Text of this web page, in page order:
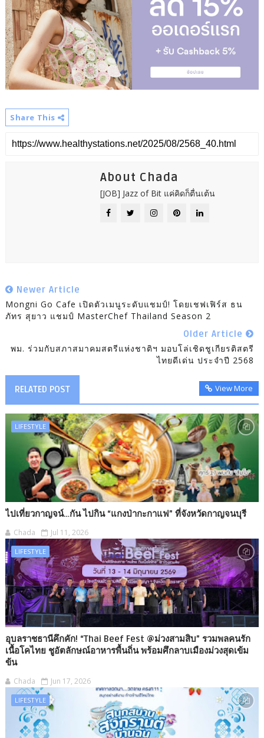
Share This
About Chada
[JOB] Jazz of Bit แค่คิดก็ตื่นเต้น
Newer Article
Mongni Go Cafe เปิดตัวเมนูระดับแชมป์! โดยเชฟเฟิร์ส ธน
ภัทร สุยาว แชมป์ MasterChef Thailand Season 2
Older Article
พม. ร่วมกับสภาสมาคมสตรีแห่งชาติฯ มอบโล่เชิดชูเกียรติสตรี
ไทยดีเด่น ประจำปี 2568
RELATED POST View More
LIFESTYLE
ไปเที่ยวกาญจน์…กัน ไปกิน “แกงป่ากะกาแฟ” ที่จังหวัดกาญจนบุรี
Chada Jul 11, 2026
LIFESTYLE
อุบลราชธานีคึกคัก! “Thai Beef Fest @ม่วงสามสิบ” รวมพลคนรัก
เนื้อโคไทย ชูอัตลักษณ์อาหารพื้นถิ่น พร้อมศึกลาบเมืองม่วงสุดเข้ม
ข้น
Chada Jun 17, 2026
LIFESTYLE